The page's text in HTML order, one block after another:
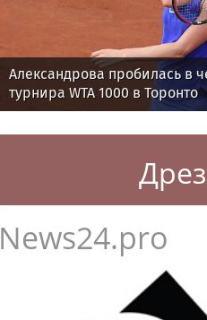
Александрова пробилась в
турнира WTA 1000 в Торонто
News24.pro